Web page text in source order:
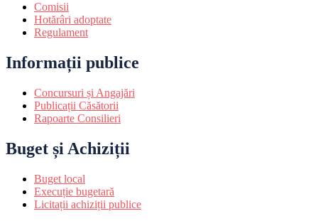
Comisii
Hotărâri adoptate
Regulament
Informații publice
Concursuri și Angajări
Publicații Căsătorii
Rapoarte Consilieri
Buget și Achiziții
Buget local
Execuție bugetară
Licitații achiziții publice